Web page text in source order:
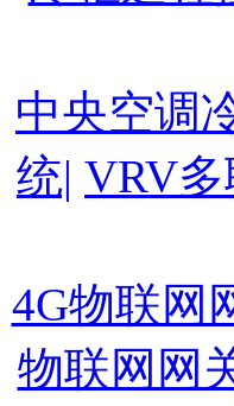
中央空调
统| VRV
4G物联网
物联网网